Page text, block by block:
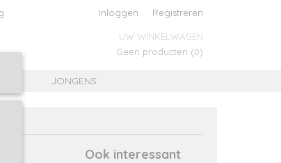
Inloggen Registreren
UW WINKELWAGEN
Geen producten (0)
JONGENS
Ook interessant